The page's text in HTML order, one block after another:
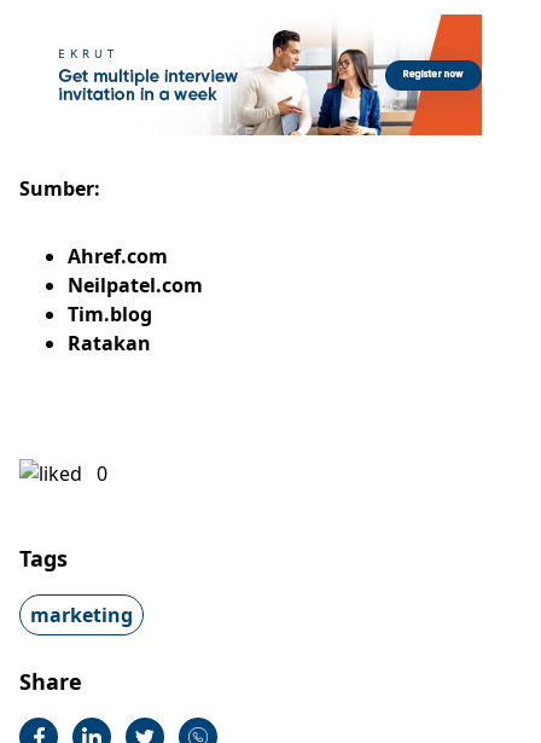
Sumber:
Ahref.com
Neilpatel.com
Tim.blog
Ratakan
0
Tags
marketing
Share